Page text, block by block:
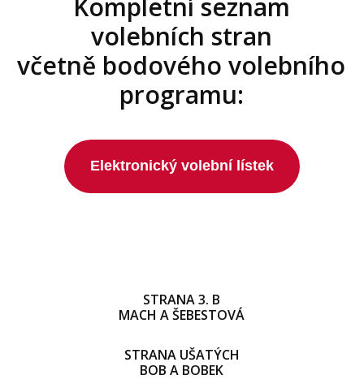
Kompletní seznam
volebních stran
včetně bodového volebního
programu:
Elektronický volební lístek
STRANA 3. B
MACH A ŠEBESTOVÁ
STRANA UŠATÝCH
BOB A BOBEK